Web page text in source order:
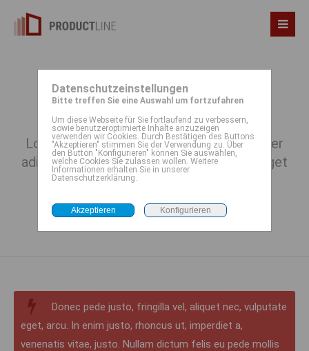
Boxes & Call-to-Action
Lorem ipsum dolor sit amet, consectetuer
adipiscing elit. Aenean commodo ligula eget
dolor. Aenean massa.
Donec pede justo, fringilla vel, aliquet nec, vulputate
eget, arcu. In enim justo, rhoncus ut, imperdiet a,
venenatis vitae, justo. Nullam dictum felis eu pede mollis
Datenschutzeinstellungen
Bitte treffen Sie eine Auswahl um fortzufahren
Um diese Webseite für Sie fortlaufend zu verbessern,
sowie benutzeroptimierte Inhalte anzuzeigen
verwenden wir Cookies. Durch Bestätigen des Buttons
"Akzeptieren" stimmen Sie der Verwendung zu. Über
den Button "Konfigurieren" können Sie auswählen,
welche Cookies Sie zulassen wollen. Weitere
Informationen erhalten Sie in unserer
Datenschutzerklärung.